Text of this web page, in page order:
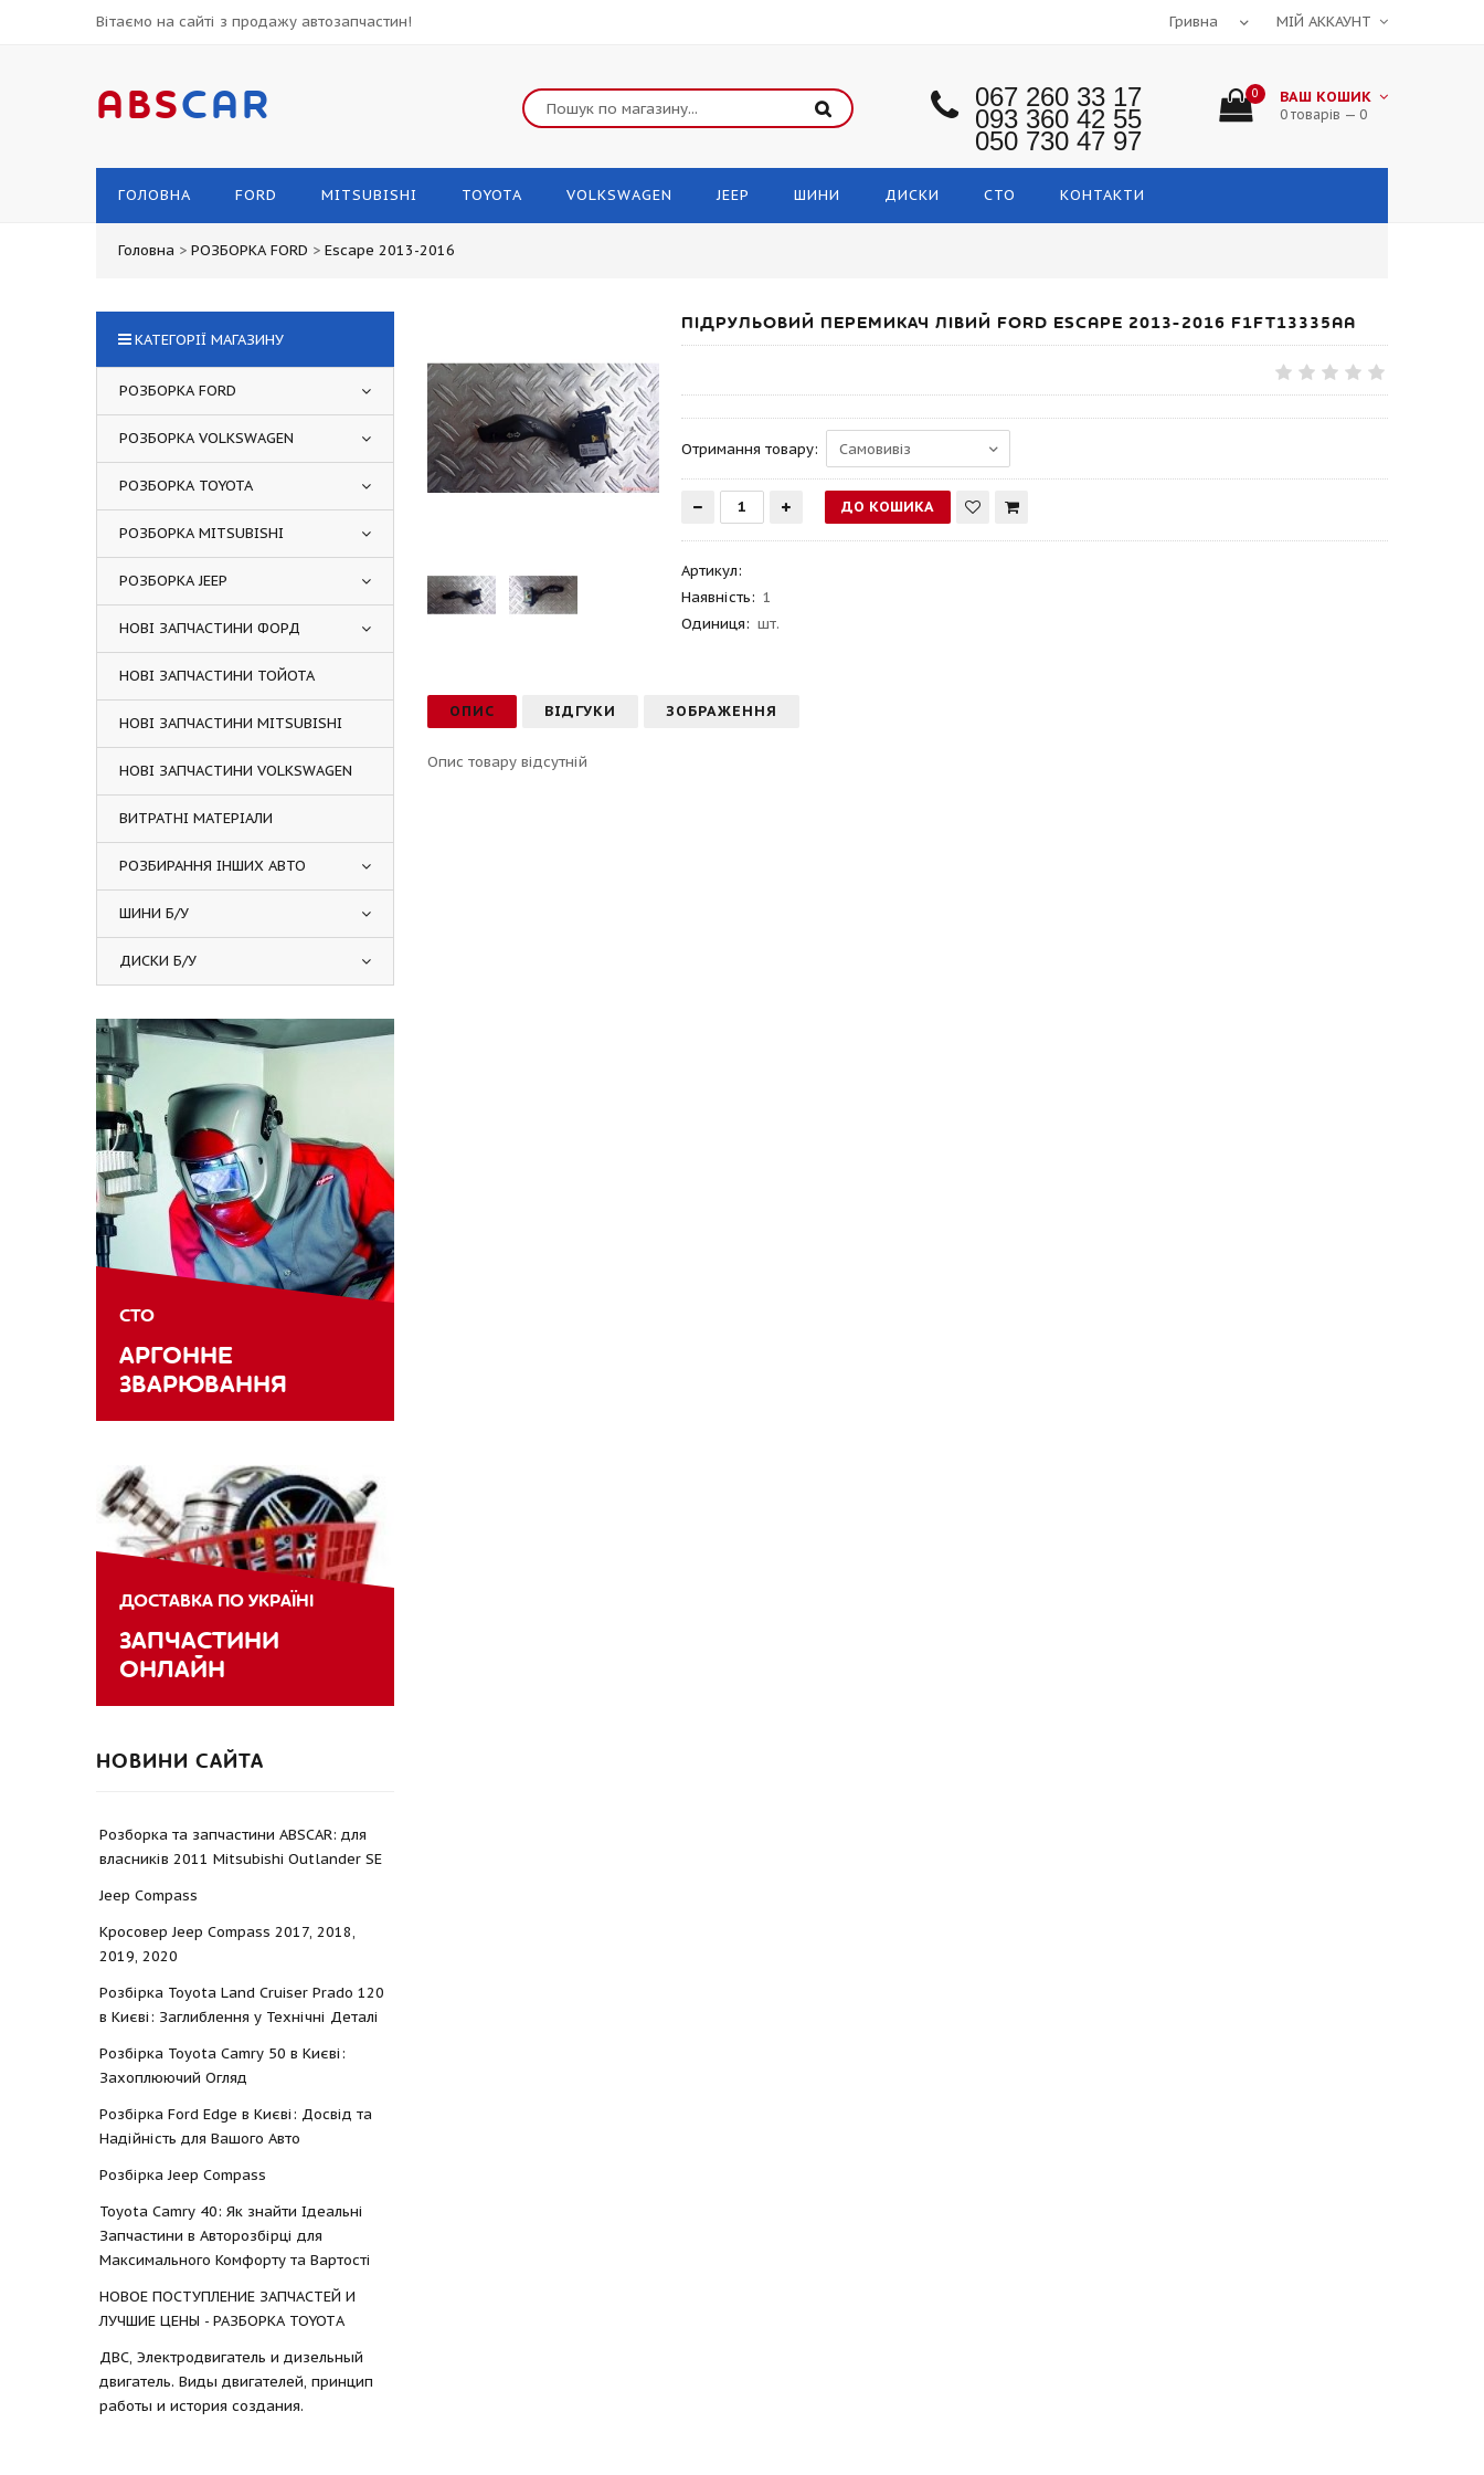
Вітаємо на сайті з продажу автозапчастин! МІЙ АККАУНТ
ABSCAR 067 260 33 17
093 360 42 55
050 730 47 97
0 ВАШ КОШИК
0 товарів — 0
ГОЛОВНА FORD MITSUBISHI TOYOTA VOLKSWAGEN JEEP ШИНИ ДИСКИ СТО КОНТАКТИ
Головна > РОЗБОРКА FORD > Escape 2013-2016
ПІДРУЛЬОВИЙ ПЕРЕМИКАЧ ЛІВИЙ FORD ESCAPE 2013-2016 F1FT13335AA
Отримання товару:
Артикул:
Наявність: 1
Одиниця: шт.
ОПИС ВІДГУКИ ЗОБРАЖЕННЯ
Опис товару відсутній
КАТЕГОРІЇ МАГАЗИНУ
РОЗБОРКА FORD
РОЗБОРКА VOLKSWAGEN
РОЗБОРКА TOYOTA
РОЗБОРКА MITSUBISHI
РОЗБОРКА JEEP
НОВІ ЗАПЧАСТИНИ ФОРД
НОВІ ЗАПЧАСТИНИ ТОЙОТА
НОВІ ЗАПЧАСТИНИ MITSUBISHI
НОВІ ЗАПЧАСТИНИ VOLKSWAGEN
ВИТРАТНІ МАТЕРІАЛИ
РОЗБИРАННЯ ІНШИХ АВТО
ШИНИ Б/У
ДИСКИ Б/У
СТО
АРГОННЕ
ЗВАРЮВАННЯ
ДОСТАВКА ПО УКРАЇНІ
ЗАПЧАСТИНИ
ОНЛАЙН
НОВИНИ САЙТА
Розборка та запчастини ABSCAR: для
власників 2011 Mitsubishi Outlander SE
Jeep Compass
Кросовер Jeep Compass 2017, 2018,
2019, 2020
Розбірка Toyota Land Cruiser Prado 120
в Києві: Заглиблення у Технічні Деталі
Розбірка Toyota Camry 50 в Києві:
Захоплюючий Огляд
Розбірка Ford Edge в Києві: Досвід та
Надійність для Вашого Авто
Розбірка Jeep Compass
Toyota Camry 40: Як знайти Ідеальні
Запчастини в Авторозбірці для
Максимального Комфорту та Вартості
НОВОЕ ПОСТУПЛЕНИЕ ЗАПЧАСТЕЙ И
ЛУЧШИЕ ЦЕНЫ - РАЗБОРКА TOYOTА
ДВС, Электродвигатель и дизельный
двигатель. Виды двигателей, принцип
работы и история создания.